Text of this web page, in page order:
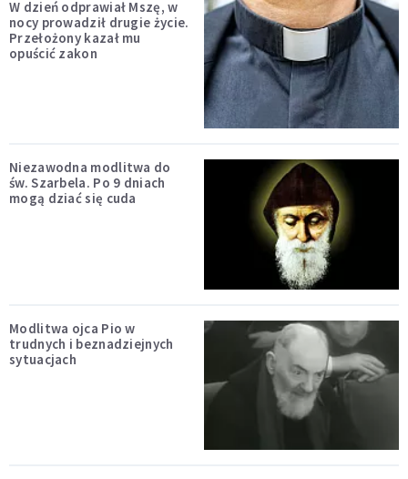
W dzień odprawiał Mszę, w
nocy prowadził drugie życie.
Przełożony kazał mu
opuścić zakon
Niezawodna modlitwa do
św. Szarbela. Po 9 dniach
mogą dziać się cuda
Modlitwa ojca Pio w
trudnych i beznadziejnych
sytuacjach